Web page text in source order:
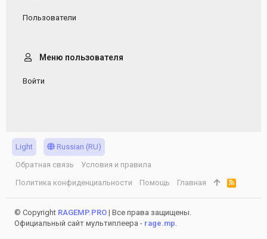
Пользователи
Меню пользователя
Войти
Light
Russian (RU)
Обратная связь
Условия и правила
Политика конфиденциальности
Помощь Главная
R
S
S
© Copyright RAGEMP.PRO | Все права защищены.
Официальный сайт мультиплеера - rage.mp.